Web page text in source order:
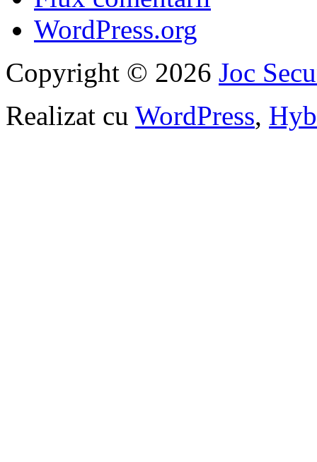
WordPress.org
Copyright © 2026 Joc
Realizat cu WordPress,